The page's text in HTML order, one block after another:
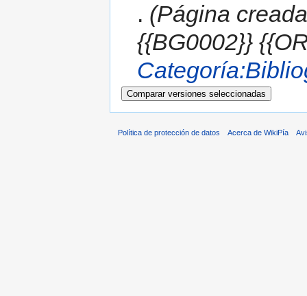
. (Página
{{BG0002}}
Política de protección de datos Acerca de WikiPía